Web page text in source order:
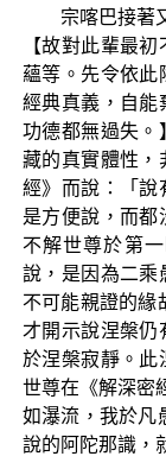
宗喀巴接著
【故對此輩最
蘊等。先令依此
經典真義，自能
功德都無過失。
藏的真實體性，
經》而說：「說
是方便說，而都
不解世尊於第
說，是因為二乘
不可能親證的緣
才開示說涅槃仍
於涅槃寂靜。此
世尊在《解深密
如瀑流，我於凡
說的阿陀那識，